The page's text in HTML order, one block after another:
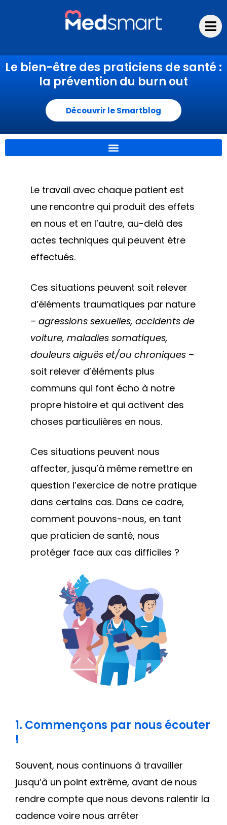
Le bien-être des praticiens de santé :
la prévention du burn out
Découvrir le Smartblog
Le travail avec chaque patient est
une rencontre qui produit des effets
en nous et en l’autre, au-delà des
actes techniques qui peuvent être
effectués.
Ces situations peuvent soit relever
d’éléments traumatiques par nature
– agressions sexuelles, accidents de
voiture, maladies somatiques,
douleurs aiguës et/ou chroniques –
soit relever d’éléments plus
communs qui font écho à notre
propre histoire et qui activent des
choses particulières en nous.
Ces situations peuvent nous
affecter, jusqu’à même remettre en
question l’exercice de notre pratique
dans certains cas. Dans ce cadre,
comment pouvons-nous, en tant
que praticien de santé, nous
protéger face aux cas difficiles ?
1. Commençons par nous écouter
!
Souvent, nous continuons à travailler
jusqu’à un point extrême, avant de nous
rendre compte que nous devons ralentir la
cadence voire nous arrêter